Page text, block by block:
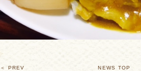
＜ PREV NEWS TOP